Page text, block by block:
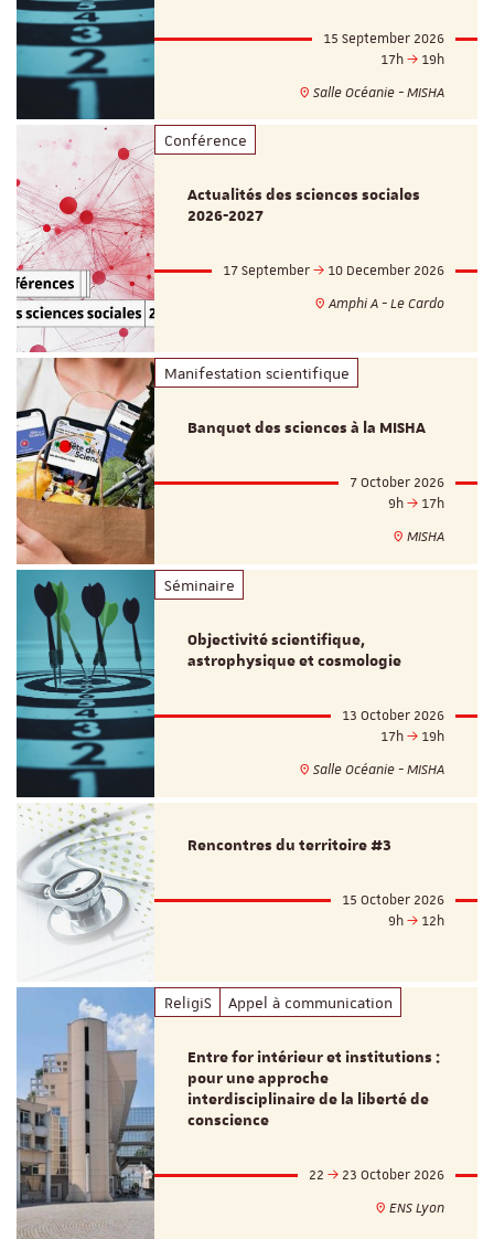
15 September 2026
17h
19h
Salle Océanie - MISHA
Conférence
Actualités des sciences sociales
2026-2027
17 September
10 December 2026
Amphi A - Le Cardo
Manifestation scientifique
Banquet des sciences à la MISHA
7 October 2026
9h
17h
MISHA
Séminaire
Objectivité scientifique,
astrophysique et cosmologie
13 October 2026
17h
19h
Salle Océanie - MISHA
Rencontres du territoire #3
15 October 2026
9h
12h
ReligiS Appel à communication
Entre for intérieur et institutions :
pour une approche
interdisciplinaire de la liberté de
conscience
22
23 October 2026
ENS Lyon